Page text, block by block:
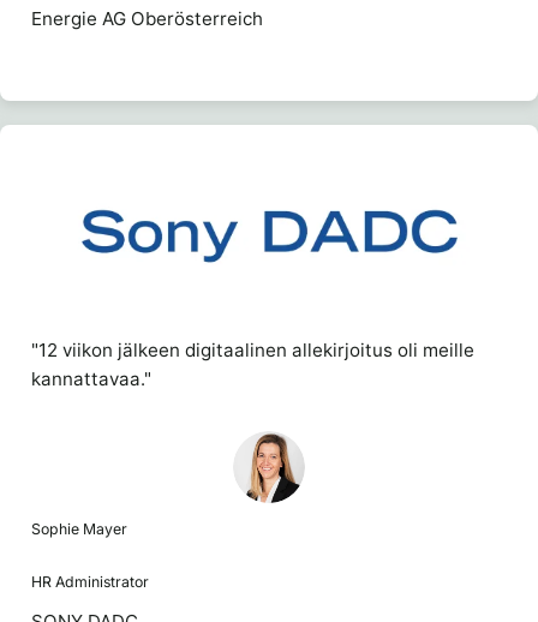
Energie AG Oberösterreich
"12 viikon jälkeen digitaalinen allekirjoitus oli meille
kannattavaa."
Sophie Mayer
HR Administrator